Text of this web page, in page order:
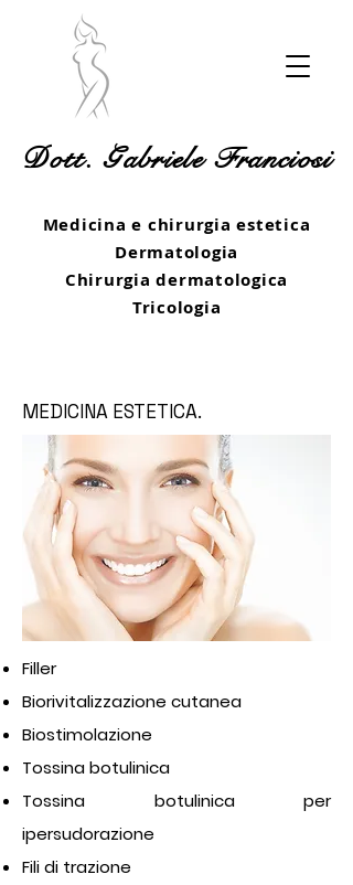
Dott. Gabriele Franciosi
Medicina e chirurgia estetica
Dermatologia
Chirurgia dermatologica
Tricologia
MEDICINA ESTETICA.
Filler
Biorivitalizzazione cutanea
Biostimolazione
Tossina botulinica
Tossina botulinica per
ipersudorazione
Fili di trazione